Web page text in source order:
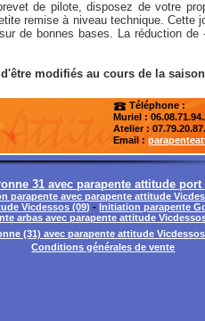
de pilote, disposez de votre
remise à niveau technique. Cette
de bonnes bases. La réduction de
modifiés au cours de la
Téléphone :
Muriel :
Atelier:
Email :
31 avec parapente attitude
parapente avec parapente attitude
Vicdessos (09) -Initiation parapente
arbas avec parapente attitude
(31) avec parapente attitude
Conditions générales de vente